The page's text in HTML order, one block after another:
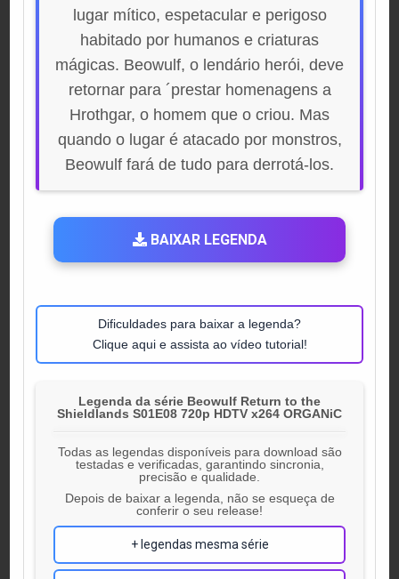
lugar mítico, espetacular e perigoso
habitado por humanos e criaturas
mágicas. Beowulf, o lendário herói, deve
retornar para ´prestar homenagens a
Hrothgar, o homem que o criou. Mas
quando o lugar é atacado por monstros,
Beowulf fará de tudo para derrotá-los.
BAIXAR LEGENDA
Dificuldades para baixar a legenda?
Clique aqui e assista ao vídeo tutorial!
Legenda da série Beowulf Return to the
Shieldlands S01E08 720p HDTV x264 ORGANiC
Todas as legendas disponíveis para download são
testadas e verificadas, garantindo sincronia,
precisão e qualidade.
Depois de baixar a legenda, não se esqueça de
conferir o seu release!
+ legendas mesma série